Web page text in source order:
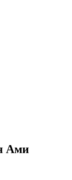
Ами